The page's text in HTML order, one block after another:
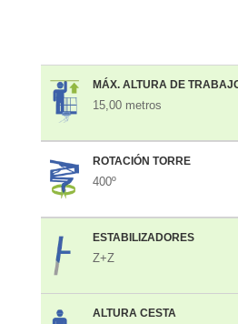
MÁX. ALTURA DE
15,00 metros
ROTACIÓN TORRE
400º
ESTABILIZADORES
Z+Z
ALTURA CESTA